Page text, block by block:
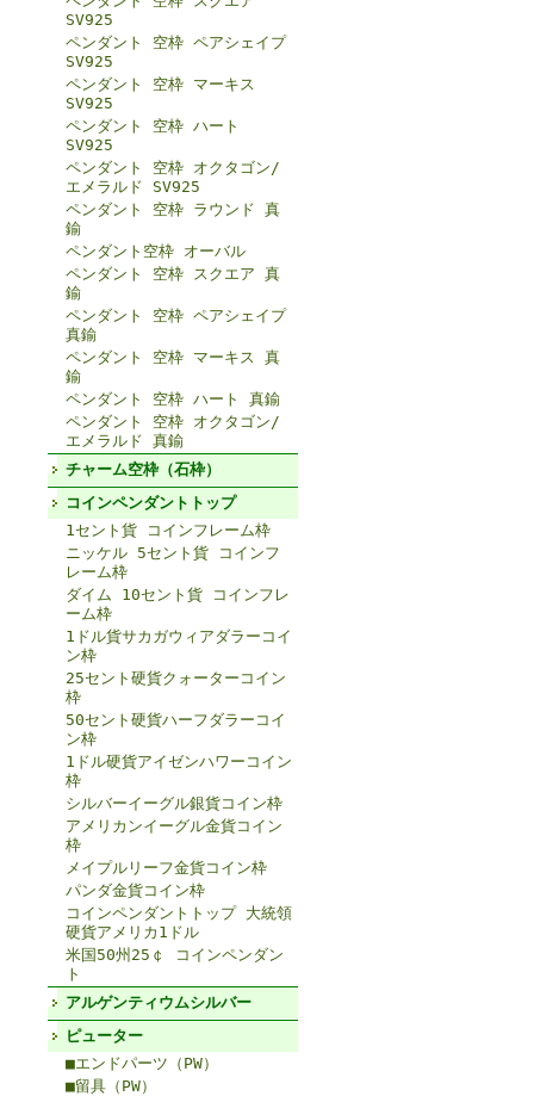
SV925
ペンダント 空枠 ペアシェイプ
SV925
ペンダント 空枠 マーキス
SV925
ペンダント 空枠 ハート
SV925
ペンダント 空枠 オクタゴン/
エメラルド SV925
ペンダント 空枠 ラウンド 真
鍮
ペンダント空枠 オーバル
ペンダント 空枠 スクエア 真
鍮
ペンダント 空枠 ペアシェイプ
真鍮
ペンダント 空枠 マーキス 真
鍮
ペンダント 空枠 ハート 真鍮
ペンダント 空枠 オクタゴン/
エメラルド 真鍮
チャーム空枠（石枠）
コインペンダントトップ
1セント貨 コインフレーム枠
ニッケル 5セント貨 コインフ
レーム枠
ダイム 10セント貨 コインフレ
ーム枠
1ドル貨サカガウィアダラーコイ
ン枠
25セント硬貨クォーターコイン
枠
50セント硬貨ハーフダラーコイ
ン枠
1ドル硬貨アイゼンハワーコイン
枠
シルバーイーグル銀貨コイン枠
アメリカンイーグル金貨コイン
枠
メイプルリーフ金貨コイン枠
パンダ金貨コイン枠
コインペンダントトップ 大統領
硬貨アメリカ1ドル
米国50州25￠ コインペンダン
ト
アルゲンティウムシルバー
ピューター
■エンドパーツ（PW）
■留具（PW）